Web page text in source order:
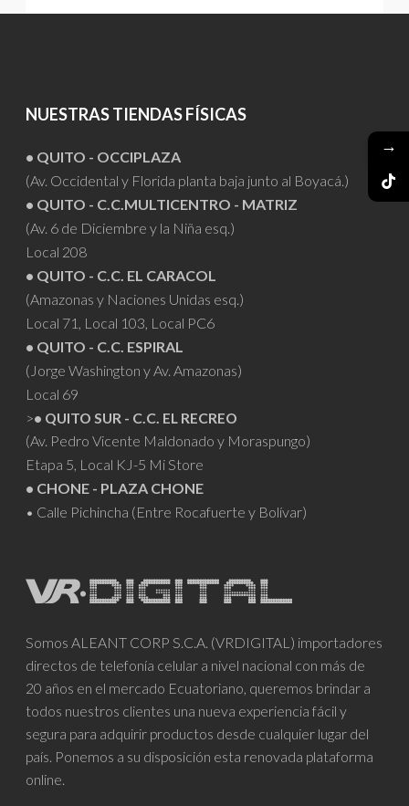
NUESTRAS TIENDAS FÍSICAS
• QUITO - OCCIPLAZA
(Av. Occidental y Florida planta baja junto al Boyacá.)
• QUITO - C.C.MULTICENTRO - MATRIZ
(Av. 6 de Diciembre y la Niña esq.)
Local 208
• QUITO - C.C. EL CARACOL
(Amazonas y Naciones Unidas esq.)
Local 71, Local 103, Local PC6
• QUITO - C.C. ESPIRAL
(Jorge Washington y Av. Amazonas)
Local 69
>• QUITO SUR - C.C. EL RECREO
(Av. Pedro Vicente Maldonado y Moraspungo)
Etapa 5, Local KJ-5 Mi Store
• CHONE - PLAZA CHONE
• Calle Pichincha (Entre Rocafuerte y Bolívar)
Somos ALEANT CORP S.C.A. (VRDIGITAL) importadores
directos de telefonía celular a nivel nacional con más de
20 años en el mercado Ecuatoriano, queremos brindar a
todos nuestros clientes una nueva experiencia fácil y
segura para adquirir productos desde cualquier lugar del
país. Ponemos a su disposición esta renovada plataforma
online.
→